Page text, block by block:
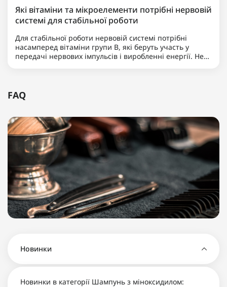
Які вітаміни та мікроелементи потрібні нервовій
системі для стабільної роботи
Для стабільної роботи нервовій системі потрібні
насамперед вітаміни групи B, які беруть участь у
передачі нервових імпульсів і виробленні енергії. Не
FAQ
Новинки
Новинки в категорії Шампунь з міноксидилом: